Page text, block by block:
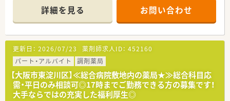
剤薬局の全ての形態での展開があります。
■調剤過誤防止の為の監査機器・調剤機器の導入も積極的に行っ
ています。
詳細を見る お問い合わせ
更新日： 2026/07/23 薬剤師求人ID： 452160
パート・アルバイト
調剤薬局
【大阪市東淀川区】≪総合病院敷地内の薬局★≫総合科目応
需・平日のみ相談可◎17時までご勤務できる方の募集です！
大手ならではの充実した福利厚生◎